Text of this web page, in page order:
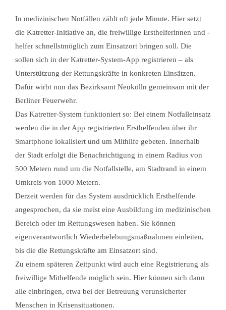
In medizinischen Notfällen zählt oft jede Minute. Hier setzt
die Katretter-Initiative an, die freiwillige Ersthelferinnen und -
helfer schnellstmöglich zum Einsatzort bringen soll. Die
sollen sich in der Katretter-System-App registrieren – als
Unterstützung der Rettungskräfte in konkreten Einsätzen.
Dafür wirbt nun das Bezirksamt Neukölln gemeinsam mit der
Berliner Feuerwehr.
Das Katretter-System funktioniert so: Bei einem Notfalleinsatz
werden die in der App registrierten Ersthelfenden über ihr
Smartphone lokalisiert und um Mithilfe gebeten. Innerhalb
der Stadt erfolgt die Benachrichtigung in einem Radius von
500 Metern rund um die Notfallstelle, am Stadtrand in einem
Umkreis von 1000 Metern.
Derzeit werden für das System ausdrücklich Ersthelfende
angesprochen, da sie meist eine Ausbildung im medizinischen
Bereich oder im Rettungswesen haben. Sie können
eigenverantwortlich Wiederbelebungsmaßnahmen einleiten,
bis die die Rettungskräfte am Einsatzort sind.
Zu einem späteren Zeitpunkt wird auch eine Registrierung als
freiwillige Mithelfende möglich sein. Hier können sich dann
alle einbringen, etwa bei der Betreuung verunsicherter
Menschen in Krisensituationen.